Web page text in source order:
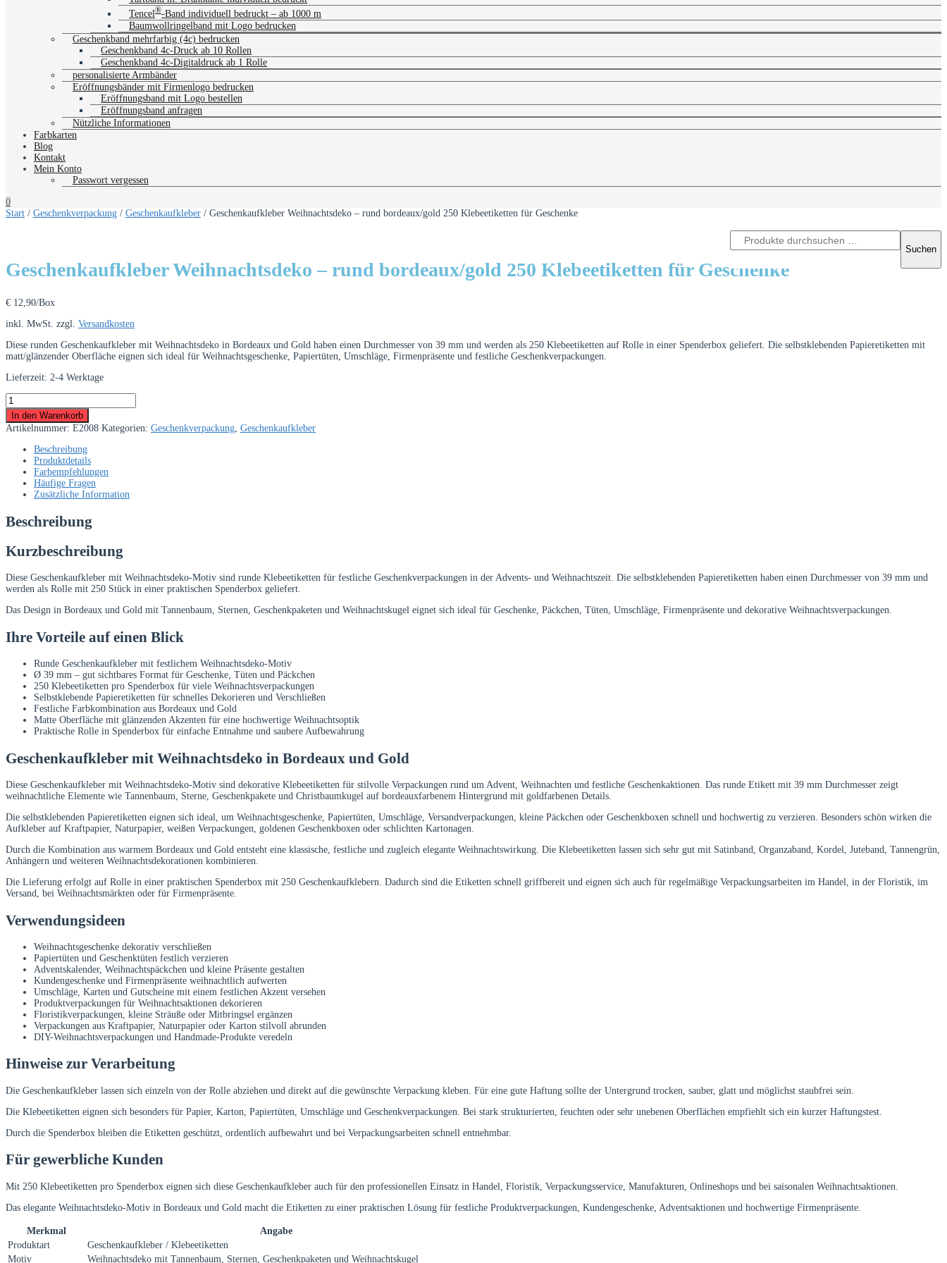
Tencel®-Band individuell bedruckt – ab 1000 m
Baumwollringelband mit Logo bedrucken
Geschenkband mehrfarbig (4c) bedrucken
Geschenkband 4c-Druck ab 10 Rollen
Geschenkband 4c-Digitaldruck ab 1 Rolle
personalisierte Armbänder
Eröffnungsbänder mit Firmenlogo bedrucken
Eröffnungsband mit Logo bestellen
Eröffnungsband anfragen
Nützliche Informationen
Farbkarten
Blog
Kontakt
Mein Konto
Passwort vergessen
0
Start / Geschenkverpackung / Geschenkaufkleber / Geschenkaufkleber Weihnachtsdeko – rund bordeaux/gold 250 Klebeetiketten für Geschenke
Geschenkaufkleber Weihnachtsdeko – rund bordeaux/gold 250 Klebeetiketten für Geschenke
€ 12,90/Box
inkl. MwSt. zzgl. Versandkosten
Diese runden Geschenkaufkleber mit Weihnachtsdeko in Bordeaux und Gold haben einen Durchmesser von 39 mm und werden als 250 Klebeetiketten auf Rolle in einer Spenderbox geliefert. Die selbstklebenden Papieretiketten mit
matt/glänzender Oberfläche eignen sich ideal für Weihnachtsgeschenke, Papiertüten, Umschläge, Firmenpräsente und festliche Geschenkverpackungen.
Lieferzeit: 2-4 Werktage
Geschenkaufkleber
Weihnachtsdeko
–
rund
bordeaux/gold
Klebeetiketten
Geschenke
Menge
In den Warenkorb
Artikelnummer: E2008 Kategorien: Geschenkverpackung, Geschenkaufkleber
Beschreibung
Produktdetails
Farbempfehlungen
Häufige Fragen
Zusätzliche Information
Beschreibung
Kurzbeschreibung
Diese Geschenkaufkleber mit Weihnachtsdeko-Motiv sind runde Klebeetiketten für festliche Geschenkverpackungen in der Advents- und Weihnachtszeit. Die selbstklebenden Papieretiketten haben einen Durchmesser von 39 mm und
werden als Rolle mit 250 Stück in einer praktischen Spenderbox geliefert.
Das Design in Bordeaux und Gold mit Tannenbaum, Sternen, Geschenkpaketen und Weihnachtskugel eignet sich ideal für Geschenke, Päckchen, Tüten, Umschläge, Firmenpräsente und dekorative Weihnachtsverpackungen.
Ihre Vorteile auf einen Blick
Runde Geschenkaufkleber mit festlichem Weihnachtsdeko-Motiv
Ø 39 mm – gut sichtbares Format für Geschenke, Tüten und Päckchen
250 Klebeetiketten pro Spenderbox für viele Weihnachtsverpackungen
Selbstklebende Papieretiketten für schnelles Dekorieren und Verschließen
Festliche Farbkombination aus Bordeaux und Gold
Matte Oberfläche mit glänzenden Akzenten für eine hochwertige Weihnachtsoptik
Praktische Rolle in Spenderbox für einfache Entnahme und saubere Aufbewahrung
Geschenkaufkleber mit Weihnachtsdeko in Bordeaux und Gold
Diese Geschenkaufkleber mit Weihnachtsdeko-Motiv sind dekorative Klebeetiketten für stilvolle Verpackungen rund um Advent, Weihnachten und festliche Geschenkaktionen. Das runde Etikett mit 39 mm Durchmesser zeigt
weihnachtliche Elemente wie Tannenbaum, Sterne, Geschenkpakete und Christbaumkugel auf bordeauxfarbenem Hintergrund mit goldfarbenen Details.
Die selbstklebenden Papieretiketten eignen sich ideal, um Weihnachtsgeschenke, Papiertüten, Umschläge, Versandverpackungen, kleine Päckchen oder Geschenkboxen schnell und hochwertig zu verzieren. Besonders schön wirken die
Aufkleber auf Kraftpapier, Naturpapier, weißen Verpackungen, goldenen Geschenkboxen oder schlichten Kartonagen.
Durch die Kombination aus warmem Bordeaux und Gold entsteht eine klassische, festliche und zugleich elegante Weihnachtswirkung. Die Klebeetiketten lassen sich sehr gut mit Satinband, Organzaband, Kordel, Juteband, Tannengrün,
Anhängern und weiteren Weihnachtsdekorationen kombinieren.
Die Lieferung erfolgt auf Rolle in einer praktischen Spenderbox mit 250 Geschenkaufklebern. Dadurch sind die Etiketten schnell griffbereit und eignen sich auch für regelmäßige Verpackungsarbeiten im Handel, in der Floristik, im
Versand, bei Weihnachtsmärkten oder für Firmenpräsente.
Verwendungsideen
Weihnachtsgeschenke dekorativ verschließen
Papiertüten und Geschenktüten festlich verzieren
Adventskalender, Weihnachtspäckchen und kleine Präsente gestalten
Kundengeschenke und Firmenpräsente weihnachtlich aufwerten
Umschläge, Karten und Gutscheine mit einem festlichen Akzent versehen
Produktverpackungen für Weihnachtsaktionen dekorieren
Floristikverpackungen, kleine Sträuße oder Mitbringsel ergänzen
Verpackungen aus Kraftpapier, Naturpapier oder Karton stilvoll abrunden
DIY-Weihnachtsverpackungen und Handmade-Produkte veredeln
Hinweise zur Verarbeitung
Die Geschenkaufkleber lassen sich einzeln von der Rolle abziehen und direkt auf die gewünschte Verpackung kleben. Für eine gute Haftung sollte der Untergrund trocken, sauber, glatt und möglichst staubfrei sein.
Die Klebeetiketten eignen sich besonders für Papier, Karton, Papiertüten, Umschläge und Geschenkverpackungen. Bei stark strukturierten, feuchten oder sehr unebenen Oberflächen empfiehlt sich ein kurzer Haftungstest.
Durch die Spenderbox bleiben die Etiketten geschützt, ordentlich aufbewahrt und bei Verpackungsarbeiten schnell entnehmbar.
Für gewerbliche Kunden
Mit 250 Klebeetiketten pro Spenderbox eignen sich diese Geschenkaufkleber auch für den professionellen Einsatz in Handel, Floristik, Verpackungsservice, Manufakturen, Onlineshops und bei saisonalen Weihnachtsaktionen.
Das elegante Weihnachtsdeko-Motiv in Bordeaux und Gold macht die Etiketten zu einer praktischen Lösung für festliche Produktverpackungen, Kundengeschenke, Adventsaktionen und hochwertige Firmenpräsente.
Merkmal
Angabe
Produktart
Geschenkaufkleber / Klebeetiketten
Motiv
Weihnachtsdeko mit Tannenbaum, Sternen, Geschenkpaketen und Weihnachtskugel